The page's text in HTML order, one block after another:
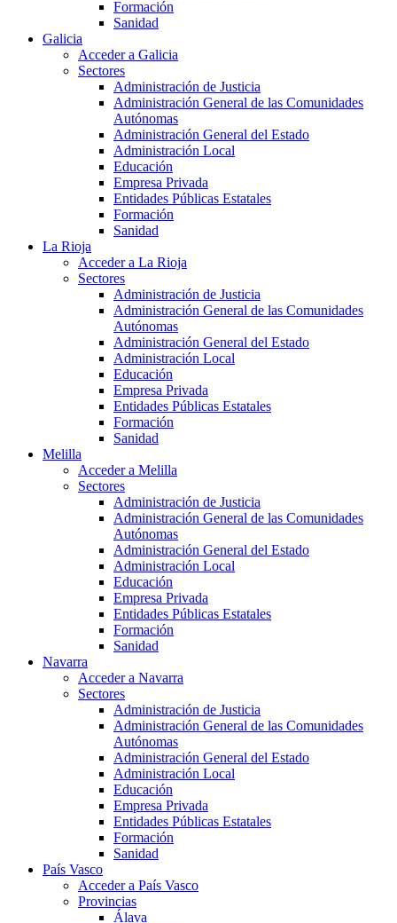
Formación
Sanidad
Galicia
Acceder a Galicia
Sectores
Administración de Justicia
Administración General de las Comunidades
Autónomas
Administración General del Estado
Administración Local
Educación
Empresa Privada
Entidades Públicas Estatales
Formación
Sanidad
La Rioja
Acceder a La Rioja
Sectores
Administración de Justicia
Administración General de las Comunidades
Autónomas
Administración General del Estado
Administración Local
Educación
Empresa Privada
Entidades Públicas Estatales
Formación
Sanidad
Melilla
Acceder a Melilla
Sectores
Administración de Justicia
Administración General de las Comunidades
Autónomas
Administración General del Estado
Administración Local
Educación
Empresa Privada
Entidades Públicas Estatales
Formación
Sanidad
Navarra
Acceder a Navarra
Sectores
Administración de Justicia
Administración General de las Comunidades
Autónomas
Administración General del Estado
Administración Local
Educación
Empresa Privada
Entidades Públicas Estatales
Formación
Sanidad
País Vasco
Acceder a País Vasco
Provincias
Álava